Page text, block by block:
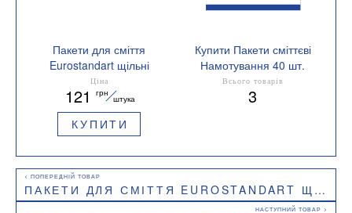
Пакети для сміття
Eurostandart щільні
чорні, 60 л, 40 шт,
BuroClean, 10200036
Ціна
121 грн
штука
КУПИТИ
Купити Пакети сміттєві
Намотування 40 шт.
Всього товарів
3
ПАКЕТИ ДЛЯ СМІТТЯ EUROSTANDART ЩІЛЬНІ ЧОРНІ, 60 Л, 20 ШТ, BUROCLEAN, 10200032